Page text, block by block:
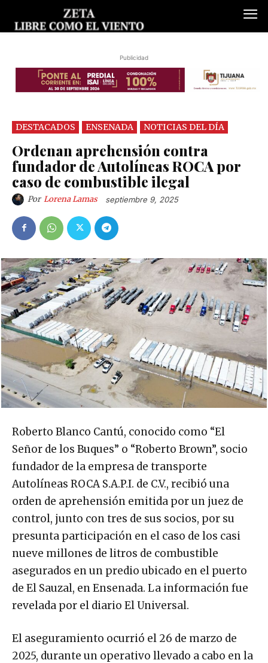
Publicidad
DESTACADOS ENSENADA NOTICIAS DEL DÍA
Ordenan aprehensión contra
fundador de Autolíneas ROCA por
caso de combustible ilegal
Por Lorena Lamas septiembre 9, 2025
Roberto Blanco Cantú, conocido como “El
Señor de los Buques” o “Roberto Brown”, socio
fundador de la empresa de transporte
Autolíneas ROCA S.A.P.I. de C.V., recibió una
orden de aprehensión emitida por un juez de
control, junto con tres de sus socios, por su
presunta participación en el caso de los casi
nueve millones de litros de combustible
asegurados en un predio ubicado en el puerto
de El Sauzal, en Ensenada. La información fue
revelada por el diario El Universal.
El aseguramiento ocurrió el 26 de marzo de
2025, durante un operativo llevado a cabo en la